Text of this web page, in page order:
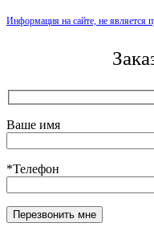
Информация на сайте, не является
Ваше имя
*Телефон
Оставьте это поле пустым.